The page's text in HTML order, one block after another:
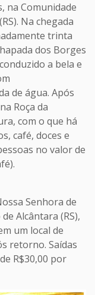
na Comunidade
Na chegada
trinta
dos Borges
a bela e
de água. Após
Roça da
com o que há
café, doces e
no valor de
Senhora de
Alcântara (RS),
um local de
retorno. Saídas
R$30,00 por